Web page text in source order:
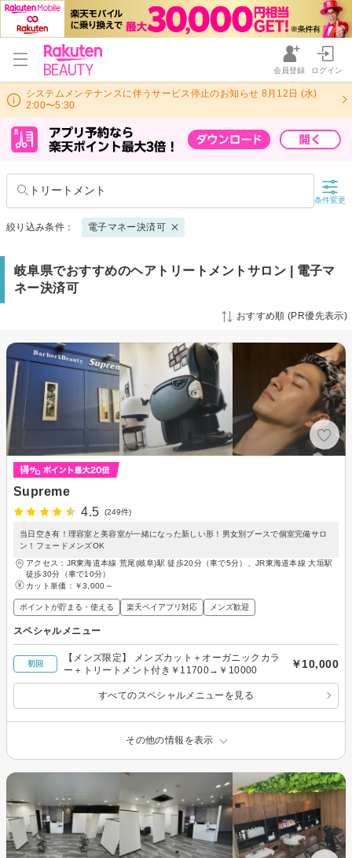
会員登録 ログイン
システムメンテナンスに伴うサービス停止のお知らせ 8月12日 (水)
2:00〜5:30
トリートメント
条件変更
絞り込み条件： 電子マネー決済可
岐阜県でおすすめのヘアトリートメントサロン | 電子マ
ネー決済可
おすすめ順 (PR優先表示)
Supreme
4.5
(249件)
当日空き有！理容室と美容室が一緒になった新しい形！男女別ブースで個室完備サロ
ン！フェードメンズOK
アクセス：JR東海道本線 荒尾(岐阜)駅 徒歩20分（車で5分）、JR東海道本線 大垣駅
徒歩30分（車で10分）
カット単価： ￥3,000～
ポイントが貯まる・使える 楽天ペイアプリ対応 メンズ歓迎
スペシャルメニュー
初回
【メンズ限定】 メンズカット＋オーガニックカラ
ー＋トリートメント付き￥11700→￥10000
￥10,000
すべてのスペシャルメニューを見る
その他の情報を表示